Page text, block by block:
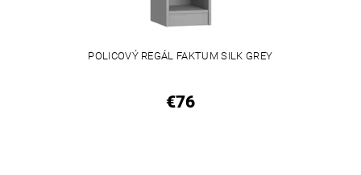
POLICOVÝ REGÁL FAKTUM SILK GREY
€76